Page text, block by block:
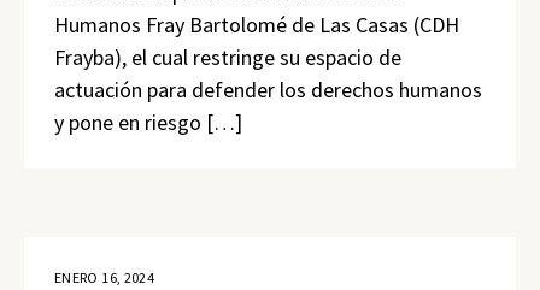
Humanos Fray Bartolomé de Las Casas (CDH
Frayba), el cual restringe su espacio de
actuación para defender los derechos humanos
y pone en riesgo […]
ENERO 16, 2024